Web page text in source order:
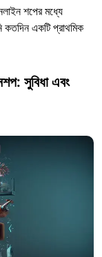
শপের মধ্যে
একটি প্রাথমিক
সুবিধা এবং